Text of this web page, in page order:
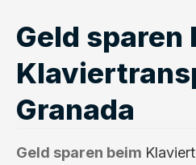
Geld sparen
Granada
Geld sparen beim